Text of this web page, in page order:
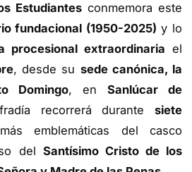
Estudiantes conmemora este
fundacional (1950-2025) y lo
procesional extraordinaria el
, desde su sede canónica, la
Domingo, en Sanlúcar de
recorrerá durante siete
emblemáticas del casco
del Santísimo Cristo de los